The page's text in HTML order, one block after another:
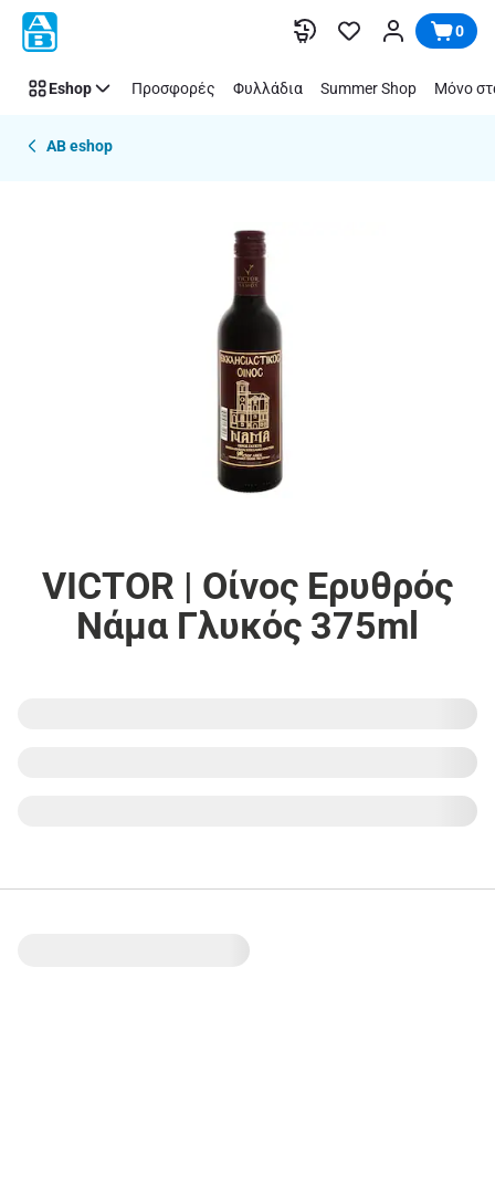
Παράλειψη 0
Eshop Προσφορές Φυλλάδια Summer Shop Μόνο
AB eshop
VICTOR | Οίνος Ερυθρός
Νάμα Γλυκός 375ml